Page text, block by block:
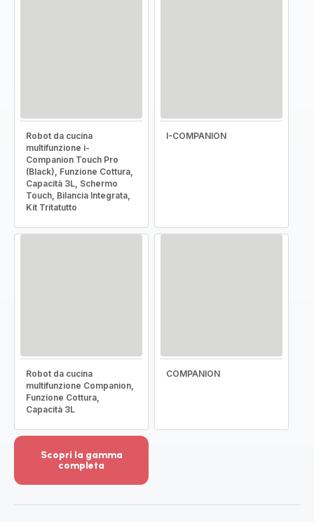
Robot da cucina
multifunzione i-
Companion Touch Pro
(Black), Funzione Cottura,
Capacità 3L, Schermo
Touch, Bilancia Integrata,
Kit Tritatutto
I-COMPANION
Robot da cucina
multifunzione Companion,
Funzione Cottura,
Capacità 3L
COMPANION
Scopri la gamma
completa
dettagli